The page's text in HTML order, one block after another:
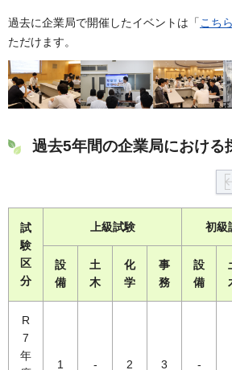
過去に企業局で開催したイベントは「こちら
ただけます。
過去5年間の企業局における
試
験
区
分
上級試験 初級
設
備
土
木
化
学
事
務
設
備
R
7
年
1 - 2 3 -